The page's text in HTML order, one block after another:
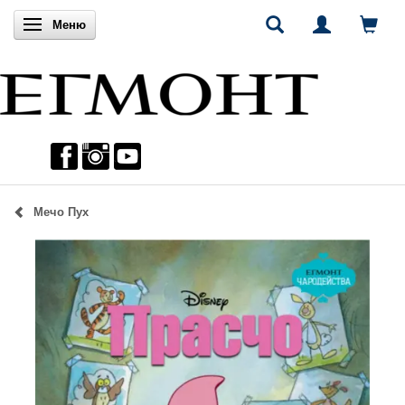
Включи навигацията
Меню
Мечо Пух